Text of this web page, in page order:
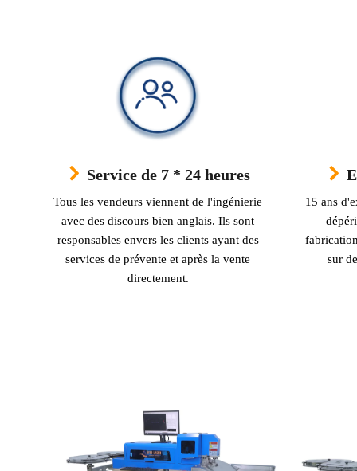
Service de 7 * 24 heures
Tous les vendeurs viennent de l'ingénierie
avec des discours bien anglais. Ils sont
responsables envers les clients ayant des
services de prévente et après la vente
directement.
15 ans
sur